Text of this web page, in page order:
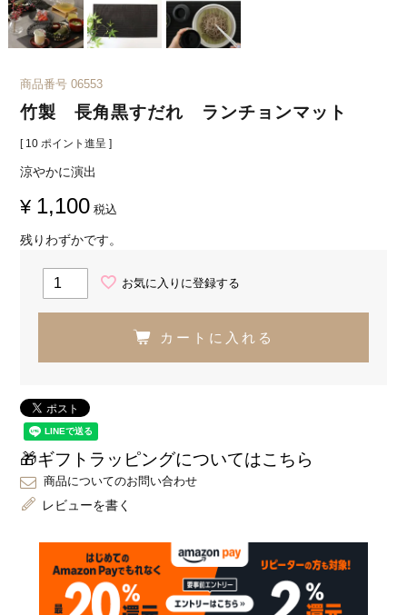
商品番号 06553
竹製 長角黒すだれ ランチョンマット
[ 10 ポイント進呈 ]
涼やかに演出
¥ 1,100 税込
残りわずかです。
お気に入りに登録する
カートに入れる
🎁ギフトラッピングについてはこちら
商品についてのお問い合わせ
レビューを書く